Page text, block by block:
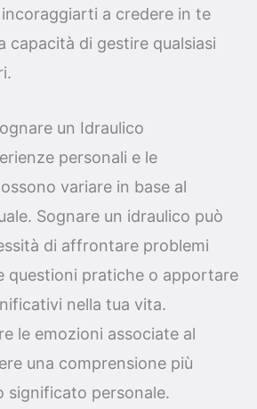
a credere in te
capacità di gestire qualsiasi
un Idraulico
personali e le
variare in base al
Sognare un idraulico può
di affrontare problemi
questioni pratiche o apportare
nella tua vita.
le emozioni associate al
una comprensione più
significato personale.